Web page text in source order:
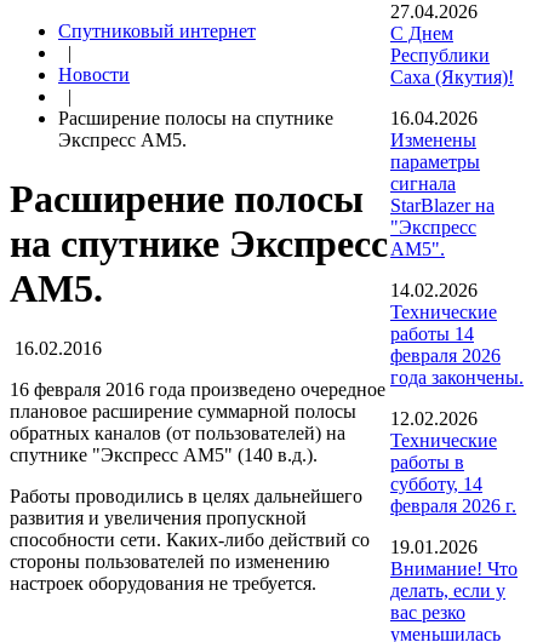
Спутниковый интернет
|
Новости
|
Расширение полосы на спутнике
Экспресс АМ5.
Расширение полосы
на спутнике Экспресс
АМ5.
16.02.2016
16 февраля 2016 года произведено очередное
плановое расширение суммарной полосы
обратных каналов (от пользователей) на
спутнике "Экспресс АМ5" (140 в.д.).
Работы проводились в целях дальнейшего
развития и увеличения пропускной
способности сети. Каких-либо действий со
стороны пользователей по изменению
настроек оборудования не требуется.
27.04.2026
С Днем
Республики
Саха (Якутия)!
16.04.2026
Изменены
параметры
сигнала
StarBlazer на
"Экспресс
АМ5".
14.02.2026
Технические
работы 14
февраля 2026
года закончены.
12.02.2026
Технические
работы в
субботу, 14
февраля 2026 г.
19.01.2026
Внимание! Что
делать, если у
вас резко
уменьшилась